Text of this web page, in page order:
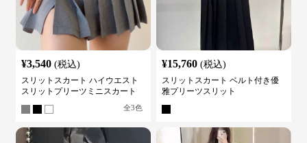
¥3,540 (税込)
スリットスカート ハイウエスト
スリットプリーツミニスカート
全3色
¥15,760 (税込)
スリットスカート ベルト付き優
雅プリーツスリット